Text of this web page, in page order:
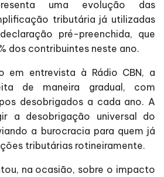
uma evolução das
tributária já utilizadas
pré-preenchida, que
dos contribuintes neste ano.
em entrevista à Rádio CBN, a
de maneira gradual, com
desobrigados a cada ano. A
a desobrigação universal do
a burocracia para quem já
tributárias rotineiramente.
na ocasião, sobre o impacto